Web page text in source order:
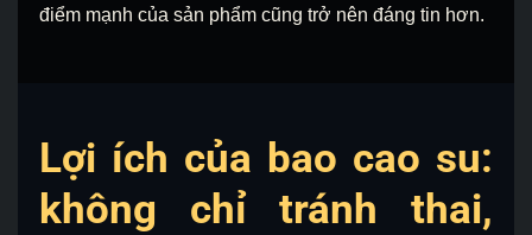
điểm mạnh của sản phẩm cũng trở nên đáng tin hơn.
Lợi ích của bao cao su:
không chỉ tránh thai,